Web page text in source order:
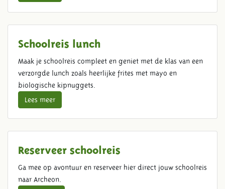
Schoolreis lunch
Maak je schoolreis compleet en geniet met de klas van een
verzorgde lunch zoals heerlijke frites met mayo en
biologische kipnuggets.
Lees meer
Reserveer schoolreis
Ga mee op avontuur en reserveer hier direct jouw schoolreis
naar Archeon.